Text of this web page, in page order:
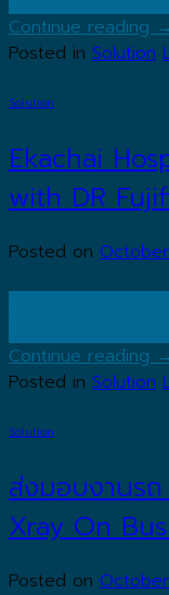
Continue reading
Posted in Solution
Solution
Ekachai
with DR
Posted on
Continue reading
Posted in Solution
Solution
ส่งมอบงานร
Xray On
Posted on